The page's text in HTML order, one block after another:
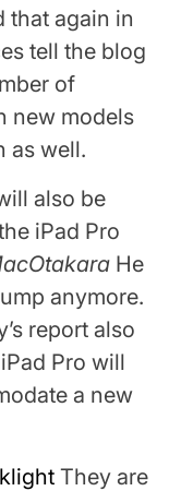
that again in
tell the blog
of
new models
as well.
also be
iPad Pro
He
anymore.
report also
Pro will
a new
They are